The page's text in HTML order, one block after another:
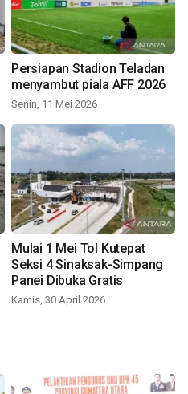
Persiapan Stadion Teladan
menyambut piala AFF 2026
Senin, 11 Mei 2026
Mulai 1 Mei Tol Kutepat
Seksi 4 Sinaksak-Simpang
Panei Dibuka Gratis
Kamis, 30 April 2026